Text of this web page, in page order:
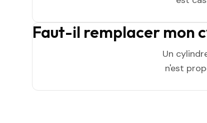
Faut-il remplacer mon
Un
n'est